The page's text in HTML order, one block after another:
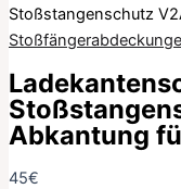
Stoßstangenschutz
Abkantung
45€